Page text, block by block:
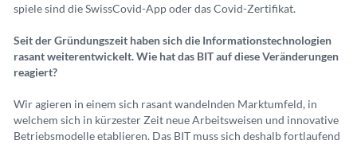
spiele sind die SwissCovid-App oder das Covid-Zertifikat.
Seit der Gründungszeit haben sich die Informationstechnologien
rasant weiterentwickelt. Wie hat das BIT auf diese Veränderungen
reagiert?
Wir agieren in einem sich rasant wandelnden Marktumfeld, in
welchem sich in kürzester Zeit neue Arbeitsweisen und innovative
Betriebsmodelle etablieren. Das BIT muss sich deshalb fortlaufend